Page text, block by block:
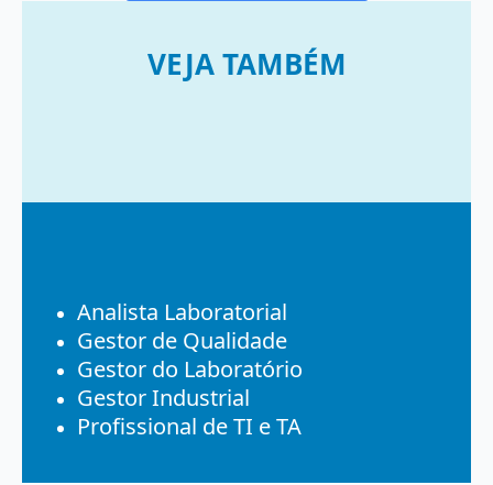
VEJA TAMBÉM
Analista Laboratorial
Gestor de Qualidade
Gestor do Laboratório
Gestor Industrial
Profissional de TI e TA